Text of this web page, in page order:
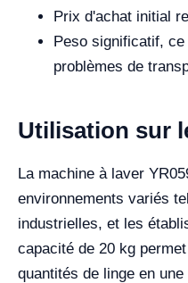
Prix d'achat initial
Peso significatif,
problèmes de
Utilisation sur
La machine à laver
environnements variés
industrielles, et les
capacité de 20 kg
quantités de linge en